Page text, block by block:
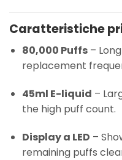
Caratteristiche
80,000 Puffs–
replacement
45ml E-liquid –
the high puff count.
Display a LED –
remaining puffs